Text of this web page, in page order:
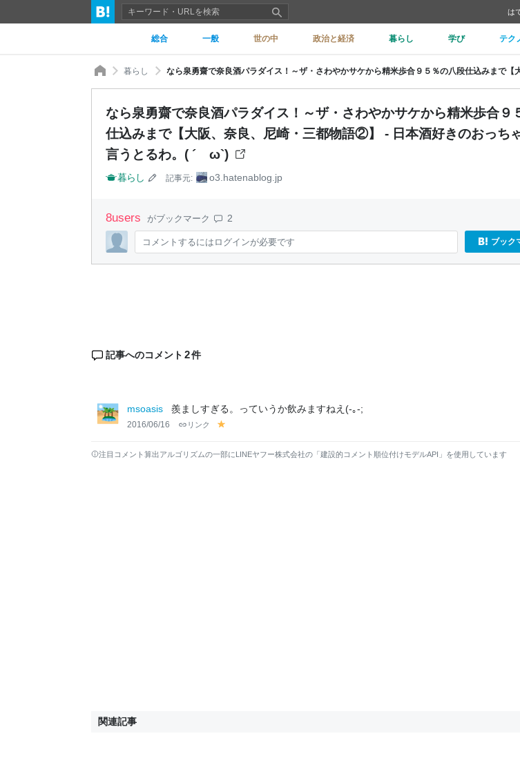
は
総合 一般 世の中 政治と経済 暮らし 学び テク
暮らし
なら泉勇齋で奈良酒パラダイス！～ザ・さわやかサケから精米歩合９
仕込みまで【大阪、奈良、尼崎・三都物語②】 - 日本酒好きのおっち
言うとるわ。( ´ ω`)
暮らし 記事元: o3.hatenablog.jp
8users がブックマーク 2
コメントするにはログインが必要です ブック
記事へのコメント 2件
msoasis 羨ましすぎる。っていうか飲みますねえ(-｡-;
2016/06/16 リンク
lo
注目コメント算出アルゴリズムの一部にLINEヤフー株式会社の「建設的コメント順位付けモデルAPI」を使用しています
関連記事